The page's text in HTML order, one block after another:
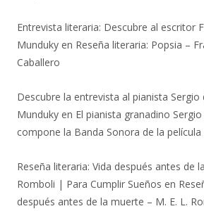
Entrevista literaria: Descubre al escritor
Munduky en Reseña literaria: Popsia –
Caballero
Descubre la entrevista al pianista Sergio
Munduky en El pianista granadino
compone la Banda Sonora de la película
Reseña literaria: Vida después antes de
Romboli | Para Cumplir Sueños en
después antes de la muerte – M. E. L.